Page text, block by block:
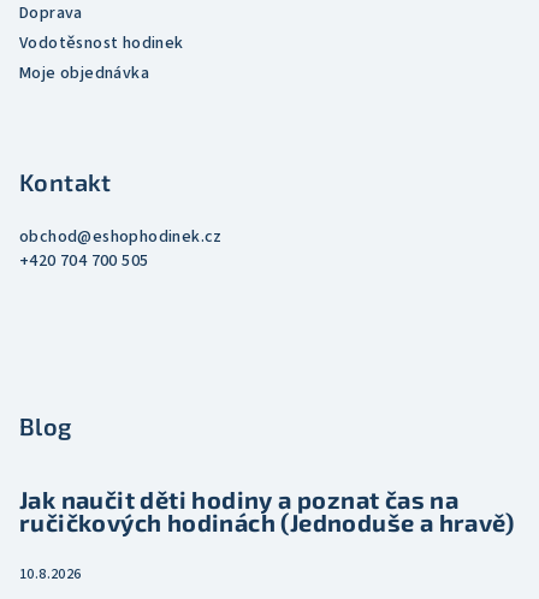
Doprava
Vodotěsnost hodinek
Moje objednávka
Kontakt
obchod@eshophodinek.cz
+420 704 700 505
Blog
Jak naučit děti hodiny a poznat čas na
ručičkových hodinách (Jednoduše a hravě)
10.8.2026